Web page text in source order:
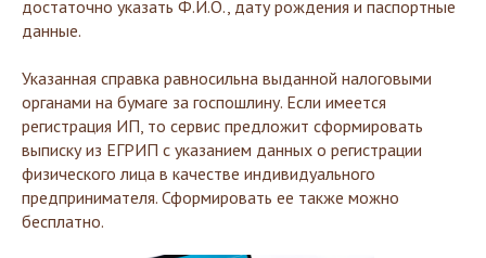
достаточно указать Ф.И.О., дату рождения и паспортные
данные.
Указанная справка равносильна выданной налоговыми
органами на бумаге за госпошлину. Если имеется
регистрация ИП, то сервис предложит сформировать
выписку из ЕГРИП с указанием данных о регистрации
физического лица в качестве индивидуального
предпринимателя. Сформировать ее также можно
бесплатно.